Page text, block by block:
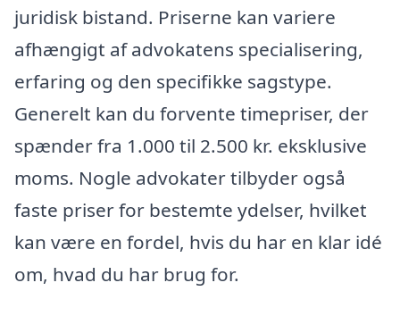
juridisk bistand. Priserne kan variere
afhængigt af advokatens specialisering,
erfaring og den specifikke sagstype.
Generelt kan du forvente timepriser, der
spænder fra 1.000 til 2.500 kr. eksklusive
moms. Nogle advokater tilbyder også
faste priser for bestemte ydelser, hvilket
kan være en fordel, hvis du har en klar idé
om, hvad du har brug for.